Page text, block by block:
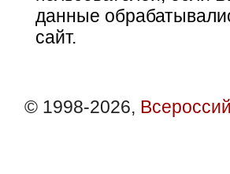
данные
сайт.
© 1998-2026,